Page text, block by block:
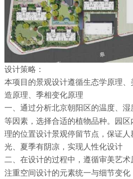
设计策略：
本项目的景观设计遵循生态学原理
造原理、季相变化原理
一、 通过分析北京朝阳区的温度、
等因素，选择合适的植物品种。园
理的位置设计景观停留节点，保证
光、夏季有阴凉，实现人性化设计
二、 在设计的过程中，遵循审美艺术
注重空间设计的元素统一与细节变